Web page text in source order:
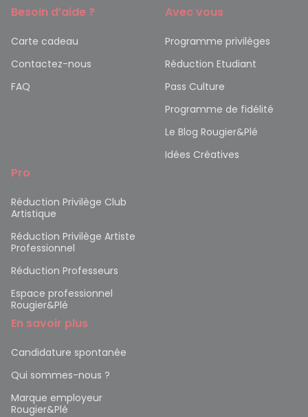
Besoin d’aide ?
Carte cadeau
Contactez-nous
FAQ
Avec vous
Programme privilèges
Réduction Etudiant
Pass Culture
Programme de fidélité
Le Blog Rougier&Plé
Idées Créatives
Pro
Réduction Privilège Club
Artistique
Réduction Privilège Artiste
Professionnel
Réduction Professeurs
Espace professionnel
Rougier&Plé
En savoir plus
Candidature spontanée
Qui sommes-nous ?
Marque employeur
Rougier&Plé